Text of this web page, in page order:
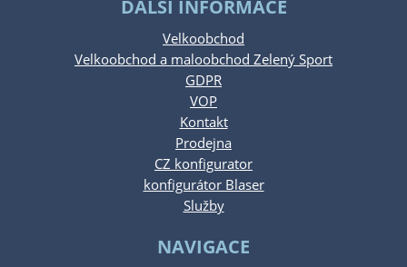
DALŠÍ INFORMACE
Velkoobchod
Velkoobchod a maloobchod Zelený Sport
GDPR
VOP
Kontakt
Prodejna
CZ konfigurator
konfigurátor Blaser
Služby
NAVIGACE